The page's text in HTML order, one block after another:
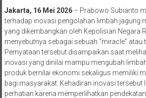
Jakarta, 16 Mei 2026– Prabowo Subianto
terhadap inovasi pengolahan limbah jagung
yang dikembangkan oleh Kepolisian Negara
menyebutnya sebagai sebuah “miracle” atau
Pernyataan tersebut disampaikan saat
inovasi yang dinilai mampu mengubah
produk bernilai ekonomi sekaligus memiliki
bagi masyarakat. Kehadiran inovasi tersebut
perhatian karena memperlihatkan